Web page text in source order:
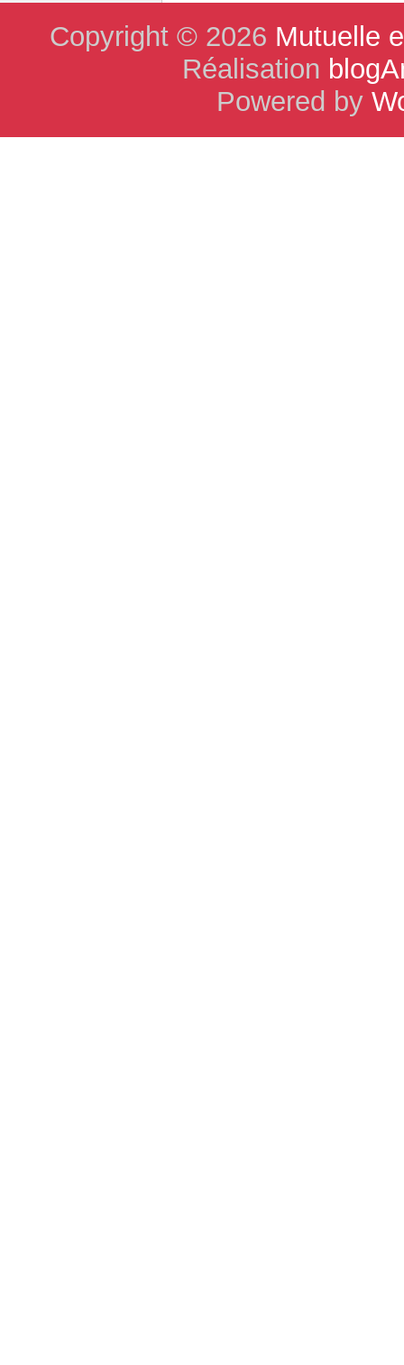
Copyright © 2026 Mutuelle
Réalisation
Powered by